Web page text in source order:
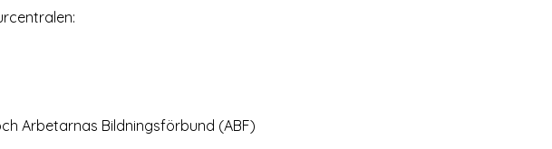
Arbetarnas Bildningsförbund (ABF)